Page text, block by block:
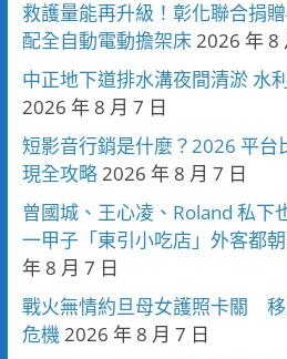
救護量能再升級！彰化聯合捐
配全自動電動擔架床2026 年 8
中正地下道排水溝夜間清淤 水
2026 年 8 月 7 日
短影音行銷是什麼？2026 平台
現全攻略2026 年 8 月 7 日
曾國城、王心凌、Roland 私下
一甲子「東引小吃店」外客都
年 8 月 7 日
戰火無情約旦母女護照卡關
危機2026 年 8 月 7 日